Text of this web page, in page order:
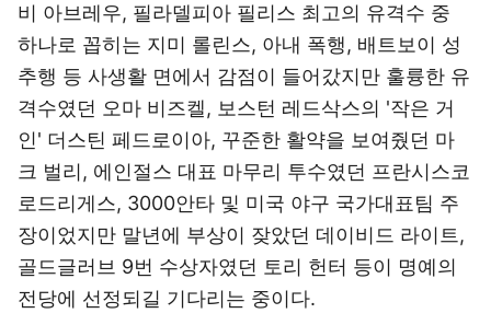
비 아브레우, 필라델피아 필리스 최고의 유격수 중
하나로 꼽히는 지미 롤린스, 아내 폭행, 배트보이 성
추행 등 사생활 면에서 감점이 들어갔지만 훌륭한 유
격수였던 오마 비즈켈, 보스턴 레드삭스의 '작은 거
인' 더스틴 페드로이아, 꾸준한 활약을 보여줬던 마
크 벌리, 에인절스 대표 마무리 투수였던 프란시스코
로드리게스, 3000안타 및 미국 야구 국가대표팀 주
장이었지만 말년에 부상이 잦았던 데이비드 라이트,
골드글러브 9번 수상자였던 토리 헌터 등이 명예의
전당에 선정되길 기다리는 중이다.